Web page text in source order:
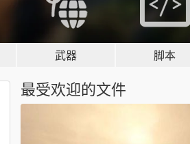
武器 脚本
最受欢迎的文件